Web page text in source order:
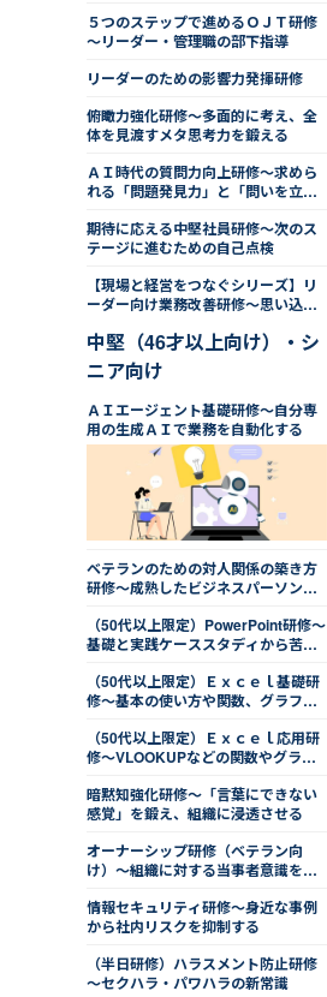
５つのステップで進めるＯＪＴ研修
～リーダー・管理職の部下指導
リーダーのための影響力発揮研修
俯瞰力強化研修～多面的に考え、全
体を見渡すメタ思考力を鍛える
ＡＩ時代の質問力向上研修～求めら
れる「問題発見力」と「問いを立て
期待に応える中堅社員研修～次のス
テージに進むための自己点検
【現場と経営をつなぐシリーズ】リ
ーダー向け業務改善研修～思い込み
中堅（46才以上向け）・シ
ニア向け
ＡＩエージェント基礎研修～自分専
用の生成ＡＩで業務を自動化する
ベテランのための対人関係の築き方
研修～成熟したビジネスパーソンと
（50代以上限定）PowerPoint研修～
基礎と実践ケーススタディから苦手
（50代以上限定）Ｅｘｃｅｌ基礎研
修～基本の使い方や関数、グラフを
（50代以上限定）Ｅｘｃｅｌ応用研
修～VLOOKUPなどの関数やグラ
暗黙知強化研修～「言葉にできない
感覚」を鍛え、組織に浸透させる
オーナーシップ研修（ベテラン向
け）～組織に対する当事者意識を高
情報セキュリティ研修～身近な事例
から社内リスクを抑制する
（半日研修）ハラスメント防止研修
～セクハラ・パワハラの新常識